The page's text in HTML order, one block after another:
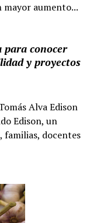
aumento...
para conocer
y proyectos
Alva Edison
Edison, un
docentes